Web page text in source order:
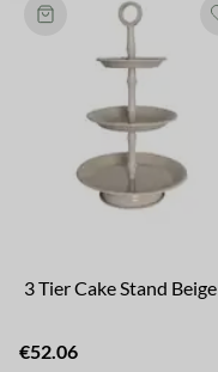
3 Tier Cake Stand Beige
€52.06